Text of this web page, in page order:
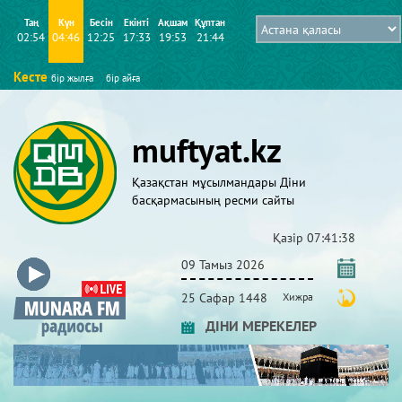
Таң
02:54
Күн
04:46
Бесін
12:25
Екінті
17:33
Ақшам
19:53
Құптан
21:44
Кесте бір жылға бір айға
muftyat.kz
Қазақстан мұсылмандары Діни
басқармасының ресми сайты
Қазір 07:41:39
09 Тамыз 2026
25 Сафар 1448 Хижра
ДІНИ МЕРЕКЕЛЕР